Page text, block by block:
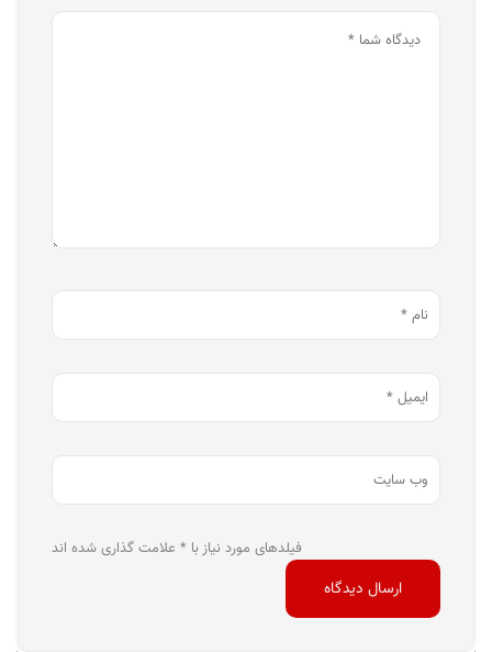
فیلدهای مورد نیاز با * علامت گذاری شده اند